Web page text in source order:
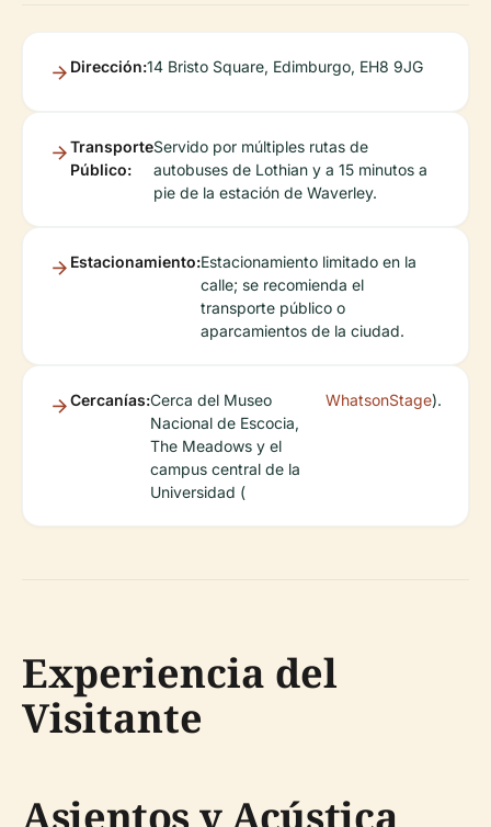
Dirección:14 Bristo Square, Edimburgo, EH8 9JG
Transporte
Público:
Servido por múltiples rutas de
autobuses de Lothian y a 15 minutos a
pie de la estación de Waverley.
Estacionamiento:Estacionamiento limitado en la
calle; se recomienda el
transporte público o
aparcamientos de la ciudad.
Cercanías:Cerca del Museo
Nacional de Escocia,
The Meadows y el
campus central de la
Universidad (
WhatsonStage).
Experiencia del
Visitante